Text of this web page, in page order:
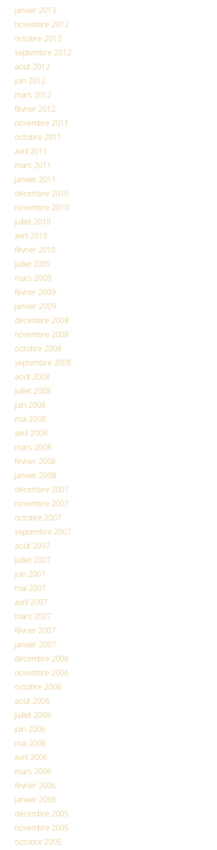
janvier 2013
novembre 2012
octobre 2012
septembre 2012
août 2012
juin 2012
mars 2012
février 2012
novembre 2011
octobre 2011
avril 2011
mars 2011
janvier 2011
décembre 2010
novembre 2010
juillet 2010
avril 2010
février 2010
juillet 2009
mars 2009
février 2009
janvier 2009
décembre 2008
novembre 2008
octobre 2008
septembre 2008
août 2008
juillet 2008
juin 2008
mai 2008
avril 2008
mars 2008
février 2008
janvier 2008
décembre 2007
novembre 2007
octobre 2007
septembre 2007
août 2007
juillet 2007
juin 2007
mai 2007
avril 2007
mars 2007
février 2007
janvier 2007
décembre 2006
novembre 2006
octobre 2006
août 2006
juillet 2006
juin 2006
mai 2006
avril 2006
mars 2006
février 2006
janvier 2006
décembre 2005
novembre 2005
octobre 2005